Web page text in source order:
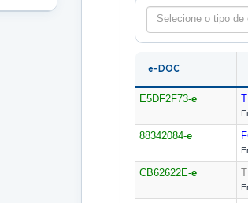
Selecione o tipo
e-DOC
E5DF2F73-e
88342084-e
CB62622E-e